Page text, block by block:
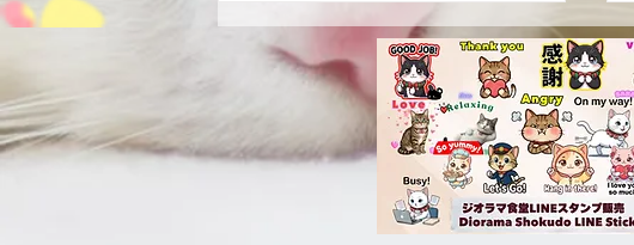
第9章 ジオラマ食堂の歴史
第9章 ジオラマ食堂が持つ社会的
価値 ジオラマ食堂は、現在では
以下の複合的価値を持つ施設へ成
長しています。 ① 保護猫シェル
ター機能 多数の保護猫受け入れ